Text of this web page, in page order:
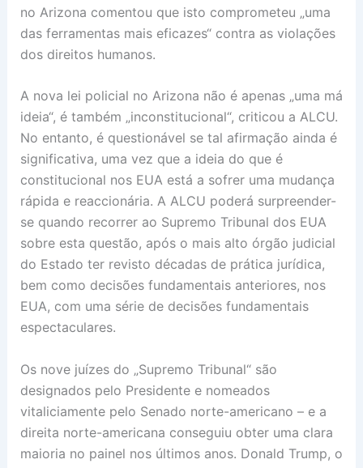
no Arizona comentou que isto comprometeu „uma
das ferramentas mais eficazes“ contra as violações
dos direitos humanos.
A nova lei policial no Arizona não é apenas „uma má
ideia“, é também „inconstitucional“, criticou a ALCU.
No entanto, é questionável se tal afirmação ainda é
significativa, uma vez que a ideia do que é
constitucional nos EUA está a sofrer uma mudança
rápida e reaccionária. A ALCU poderá surpreender-
se quando recorrer ao Supremo Tribunal dos EUA
sobre esta questão, após o mais alto órgão judicial
do Estado ter revisto décadas de prática jurídica,
bem como decisões fundamentais anteriores, nos
EUA, com uma série de decisões fundamentais
espectaculares.
Os nove juízes do „Supremo Tribunal“ são
designados pelo Presidente e nomeados
vitaliciamente pelo Senado norte-americano – e a
direita norte-americana conseguiu obter uma clara
maioria no painel nos últimos anos. Donald Trump, o